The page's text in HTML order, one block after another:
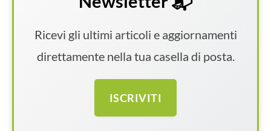
Ricevi gli ultimi articoli e aggiornamenti
direttamente nella tua casella di posta.
ISCRIVITI